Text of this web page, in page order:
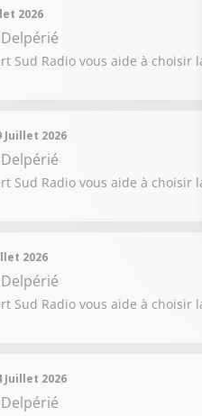
2026
Sud Radio vous aide à choisir
Juillet 2026
Sud Radio vous aide à choisir
2026
Sud Radio vous aide à
Juillet 2026